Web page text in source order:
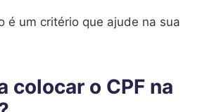
é um critério que ajude na sua
colocar o CPF na